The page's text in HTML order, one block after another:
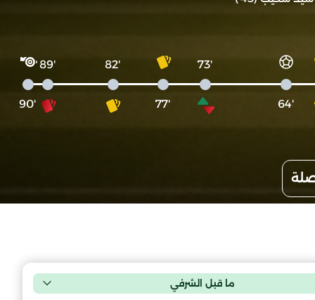
'64
'73
'77
'82
'89
'90
صلة
ما قبل الشرفي